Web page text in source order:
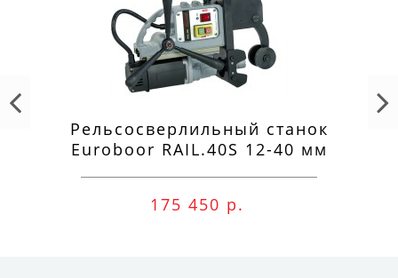
Рельсосверлильный станок
Euroboor RAIL.40S 12-40 мм
175 450 р.